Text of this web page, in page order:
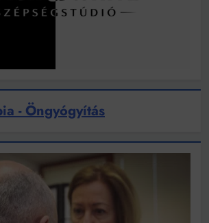
- Öngyógyítás